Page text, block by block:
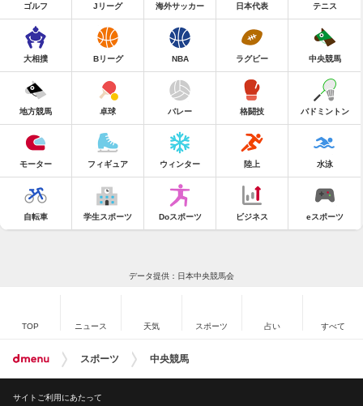
ゴルフ Jリーグ 海外サッカー 日本代表 テニス
大相撲 Bリーグ NBA ラグビー 中央競馬
地方競馬 卓球 バレー 格闘技 バドミントン
モーター フィギュア ウィンター 陸上 水泳
自転車 学生スポーツ Doスポーツ ビジネス eスポーツ
データ提供：日本中央競馬会
TOP ニュース 天気 スポーツ 占い すべて
スポーツ 中央競馬
サイトご利用にあたって